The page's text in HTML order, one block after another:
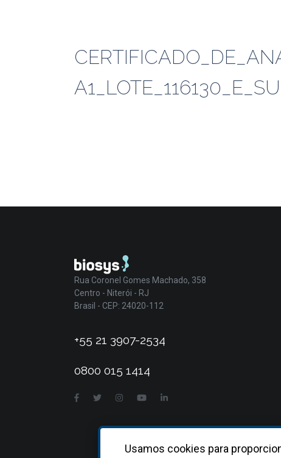
Rua Coronel Gomes Machado, 358
Centro - Niterói - RJ
Brasil - CEP: 24020-112
+55 21 3907-2534
0800 015 1414
Usamos cookies para